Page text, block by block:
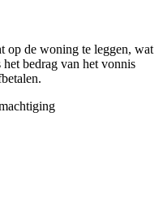
op de woning te leggen, wat
bedrag van het vonnis